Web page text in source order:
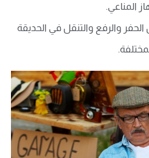
المناعي.
الحفر والرفع والتنقل في الحديقة